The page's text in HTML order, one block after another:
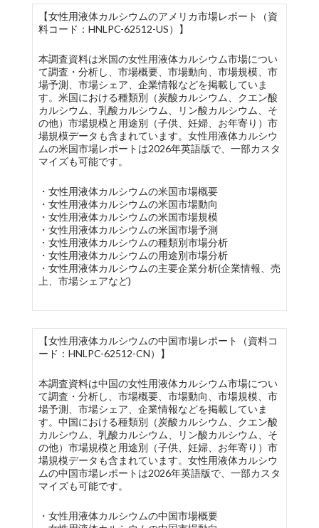
【女性用液体カルシウムのアメリカ市場レポート（資
料コード：HNLPC-62512-US）】
本調査資料は米国の女性用液体カルシウム市場につい
て調査・分析し、市場概要、市場動向、市場規模、市
場予測、市場シェア、企業情報などを掲載していま
す。米国における種類別（炭酸カルシウム、クエン酸
カルシウム、乳酸カルシウム、リン酸カルシウム、そ
の他）市場規模と用途別（子供、妊婦、お年寄り）市
場規模データも含まれています。女性用液体カルシウ
ムの米国市場レポートは2026年英語版で、一部カスタ
マイズも可能です。
・女性用液体カルシウムの米国市場概要
・女性用液体カルシウムの米国市場動向
・女性用液体カルシウムの米国市場規模
・女性用液体カルシウムの米国市場予測
・女性用液体カルシウムの種類別市場分析
・女性用液体カルシウムの用途別市場分析
・女性用液体カルシウムの主要企業分析(企業情報、売
上、市場シェアなど)
【女性用液体カルシウムの中国市場レポート（資料コ
ード：HNLPC-62512-CN）】
本調査資料は中国の女性用液体カルシウム市場につい
て調査・分析し、市場概要、市場動向、市場規模、市
場予測、市場シェア、企業情報などを掲載していま
す。中国における種類別（炭酸カルシウム、クエン酸
カルシウム、乳酸カルシウム、リン酸カルシウム、そ
の他）市場規模と用途別（子供、妊婦、お年寄り）市
場規模データも含まれています。女性用液体カルシウ
ムの中国市場レポートは2026年英語版で、一部カスタ
マイズも可能です。
・女性用液体カルシウムの中国市場概要